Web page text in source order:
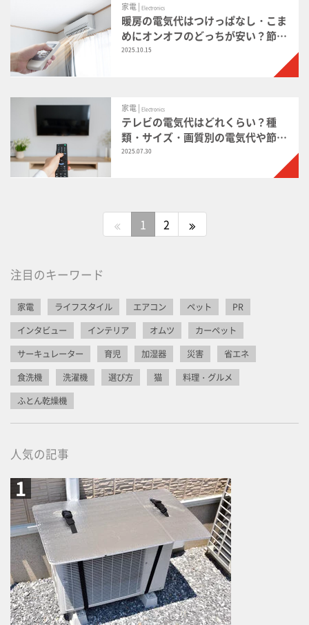
家電 |Electronics
暖房の電気代はつけっぱなし・こま
めにオンオフのどっちが安い？節電
になる使い方
2025.10.15
家電 |Electronics
テレビの電気代はどれくらい？種
類・サイズ・画質別の電気代や節約
方法を解説
2025.07.30
1 2
注目のキーワード
家電 ライフスタイル エアコン ペット
PR
インタビュー
インテリア オムツ
カーペット
サーキュレーター
育児 加湿器 災害
省エネ
食洗機
洗濯機 選び方 猫
料理・グルメ
ふとん乾燥機
人気の記事